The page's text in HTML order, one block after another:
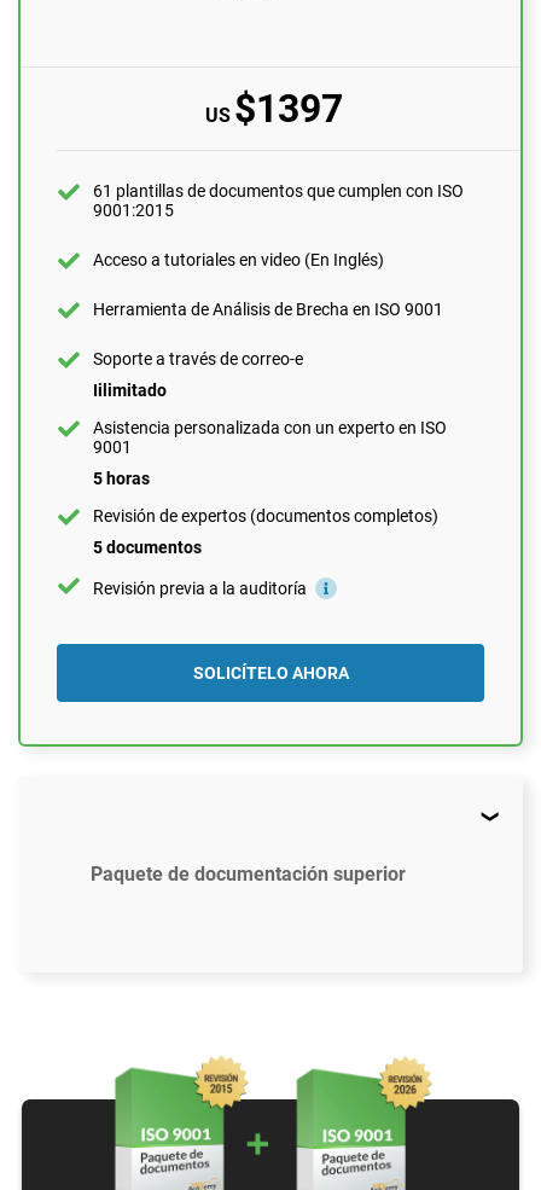
Herramienta de Análisis de Brecha en ISO 9001
Soporte a través de correo-e
10 preguntas por mes
Asistencia personalizada con un experto en ISO 9001
1 hora
Revisión de expertos (documentos completos)
US $1397
61 plantillas de documentos que cumplen con ISO
9001:2015
Acceso a tutoriales en video (En Inglés)
Herramienta de Análisis de Brecha en ISO 9001
Soporte a través de correo-e
Iilimitado
Asistencia personalizada con un experto en ISO
9001
5 horas
Revisión de expertos (documentos completos)
5 documentos
Revisión previa a la auditoría
SOLICÍTELO AHORA
Paquete de documentación superior
61 plantillas de documentos que cumplen con ISO
9001:2015
Acceso a tutoriales en video (En Inglés)